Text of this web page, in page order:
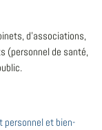
d'associations,
(personnel de santé,
personnel et bien-